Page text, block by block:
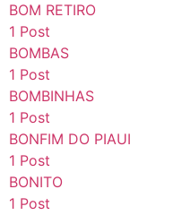
BOM RETIRO
1 Post
BOMBAS
1 Post
BOMBINHAS
1 Post
BONFIM DO PIAUI
1 Post
BONITO
1 Post